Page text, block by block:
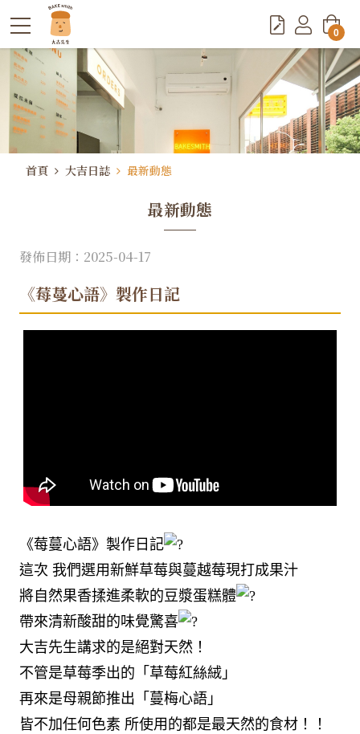
首頁 大吉日誌 最新動態
最新動態
發佈日期：2025-04-17
《莓蔓心語》製作日記
《莓蔓心語》製作日記
這次 我們選用新鮮草莓與蔓越莓現打成果汁
將自然果香揉進柔軟的豆漿蛋糕體
帶來清新酸甜的味覺驚喜
大吉先生講求的是絕對天然！
不管是草莓季出的「草莓紅絲絨」
再來是母親節推出「蔓梅心語」
皆不加任何色素 所使用的都是最天然的食材！！
0